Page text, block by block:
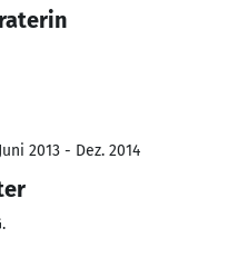
2013 - Dez. 2014